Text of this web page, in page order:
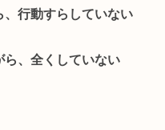
、行動すらしていない
ら、全くしていない